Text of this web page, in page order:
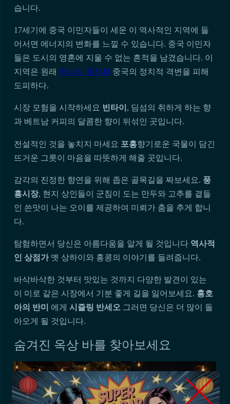
습니다.
17세기에 중국 이민자들이 세운 이 역사적인 지역에 들
어서면 에너지의 변화를 느낄 수 있습니다. 중국 이민자
들은 도시의 영혼에 지울 수 없는 흔적을 남겼습니다. 이
지역은 원래 명나라 충신파 중국의 정치적 격변을 피해
도피하다.
시장 모험을 시작하세요 빈타이 , 딤섬의 취하게 하는 향
과 베트남 커피의 달콤한 향이 뒤섞인 곳입니다.
전설적인 것을 놓치지 마세요 포흥향기로운 국물이 담긴
뜨거운 그릇이 마음을 따뜻하게 해줄 곳입니다.
감각의 진정한 향연을 위해 좁은 골목길을 짜보세요. 풍
흥시장, 현지 상인들이 군침이 도는 만두와 고추를 곁들
인 쓴맛이 나는 오이를 제공하여 미뢰가 춤을 추게 합니
다.
탐험하면서 당신은 아름다움을 알게 될 것입니다 역사적
인 상점가옛 상하이와 홍콩의 이야기를 들려줍니다.
바삭바삭한 것부터 맛있는 것까지 다양한 발견이 있는
이 미로 같은 시장에서 기분 좋게 길을 잃어보세요. 홍호
아의 반미
에게시즐링 반세오 그러면 당신은 더 많이 돌
아오게 될 것입니다.
숨겨진 옥상 바를 찾아보세요